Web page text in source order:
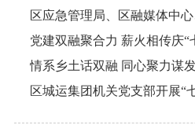
党建双融聚合力 薪火相传庆“
情系乡土话双融 同心聚力谋
区城运集团机关党支部开展“